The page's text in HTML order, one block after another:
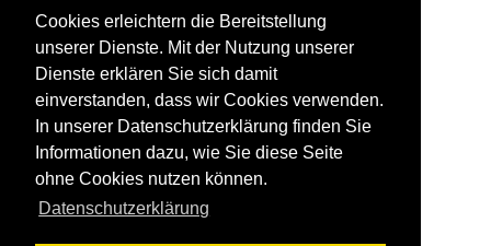
Cookies erleichtern die Bereitstellung
unserer Dienste. Mit der Nutzung unserer
Dienste erklären Sie sich damit
einverstanden, dass wir Cookies verwenden.
In unserer Datenschutzerklärung finden Sie
Informationen dazu, wie Sie diese Seite
ohne Cookies nutzen können.
Datenschutzerklärung
Bolonia
Kap Trafalgar
Düne von Bolonia